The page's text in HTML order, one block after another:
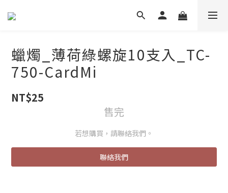
蠟燭_薄荷綠螺旋10支入_TC-
750-CardMi
NT$25
售完
若想購買，請聯絡我們。
聯絡我們